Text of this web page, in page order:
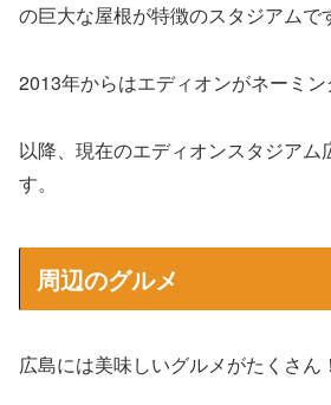
の巨大な屋根が特徴のスタジアムで
2013年からはエディオンがネーミン
以降、現在のエディオンスタジアム
す。
周辺のグルメ
広島には美味しいグルメがたくさん！